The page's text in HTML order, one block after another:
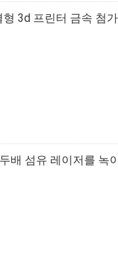
3d 프린터 금속 첨가
배 섬유 레이저를 녹